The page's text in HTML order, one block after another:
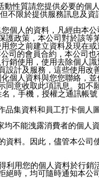
性質請您提供必要的個
限於提供服務訊息及
個人的資料，凡經由本
政策，本公司對於該等
您之前建立資料及現在
的會員合約，本公司也
銷使用，使用去除個人
計及服務，這些使用改
個人資料與您您聯絡，
意收取此項訊息。如不
，手機，授權之通訊帳
集資料和員工打卡個人
不能洩露消費者的個人
料。因此，儘管本公
用您的個人資料於行銷
時，均可隨時通知本